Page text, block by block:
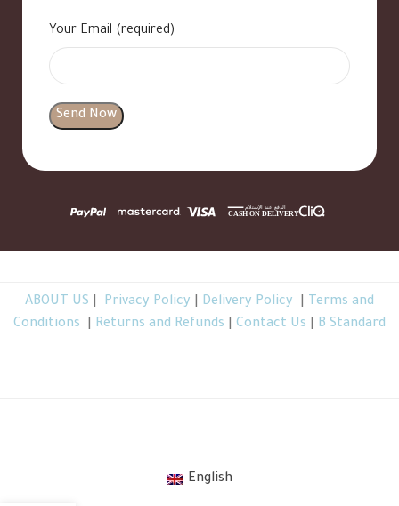
Your Email (required)
ABOUT US Privacy Policy Delivery Policy
Terms and
Conditions
Returns and Refunds Contact Us B Standard
English